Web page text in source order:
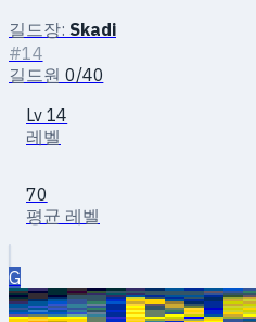
길드장: Skadi
#14
길드원 0/40
Lv 14
레벨
70
평균 레벨
G